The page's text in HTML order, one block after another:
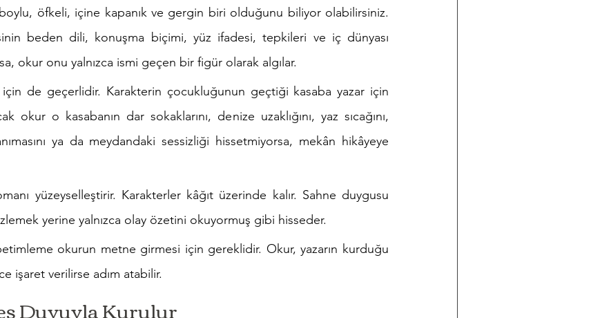
boylu, öfkeli, içine kapanık ve gergin biri olduğunu biliyor olabilirsiniz.
beden dili, konuşma biçimi, yüz ifadesi, tepkileri ve iç dünyası
okur onu yalnızca ismi geçen bir figür olarak algılar.
için de geçerlidir. Karakterin çocukluğunun geçtiği kasaba yazar için
okur o kasabanın dar sokaklarını, denize uzaklığını, yaz sıcağını,
ya da meydandaki sessizliği hissetmiyorsa, mekân hikâyeye
yüzeyselleştirir. Karakterler kâğıt üzerinde kalır. Sahne duygusu
yerine yalnızca olay özetini okuyormuş gibi hisseder.
okurun metne girmesi için gereklidir. Okur, yazarın kurduğu
işaret verilirse adım atabilir.
Duyuyla Kurulur